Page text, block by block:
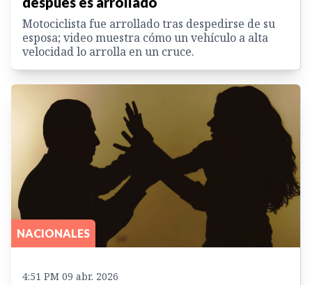
Motociclista fue arrollado tras despedirse de su
esposa; video muestra cómo un vehículo a alta
velocidad lo arrolla en un cruce.
NACIONALES
4:51 PM 09 abr. 2026